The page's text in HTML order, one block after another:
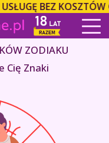
BEZ KOSZTÓW
ZODIAKU
Cię Znaki